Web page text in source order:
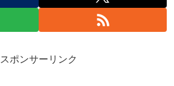
スポンサーリンク